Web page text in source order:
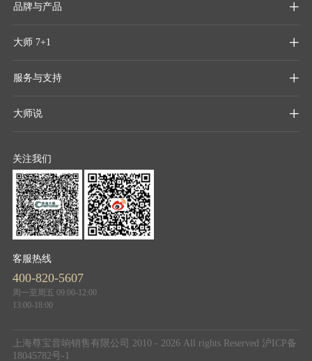
品牌与产品 
大师 7+1 
服务与支持 
大师说 
关注我们
客服热线
400-820-5607
周一至周五 09:00-12:00
13:00-18:00
上海尊宝音响销售有限公司 2010 - 2026 All rights Reserved 沪ICP备
18045782号-1